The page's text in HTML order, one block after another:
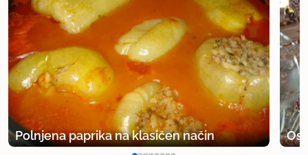
Polnjena paprika na klasičen način